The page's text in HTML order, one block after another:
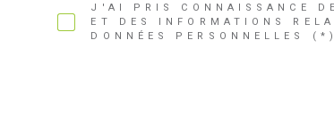
J'AI PRIS CONNAISSANCE
ET DES INFORMATIONS
DONNÉES PERSONNELLES